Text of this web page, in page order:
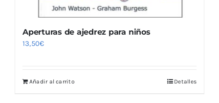
Aperturas de ajedrez para niños
13,50€
Añadir al carrito Detalles